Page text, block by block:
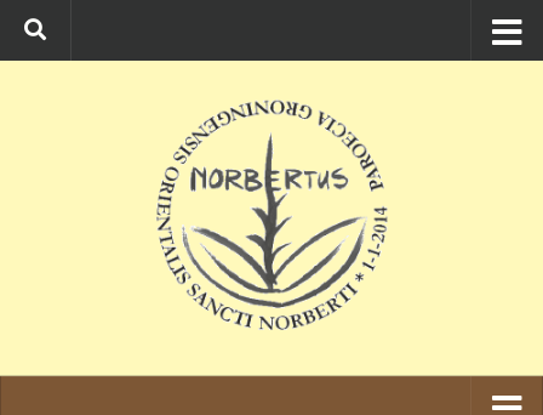
Ga naar de inhoud